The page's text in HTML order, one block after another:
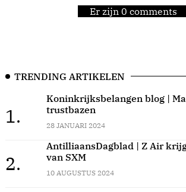
Er zijn 0 comments
TRENDING ARTIKELEN
1.
Koninkrijksbelangen blog |
trustbazen
28 JANUARI 2024
2.
AntilliaansDagblad | Z Air
van SXM
10 AUGUSTUS 2024